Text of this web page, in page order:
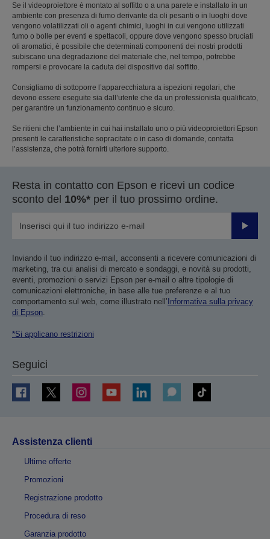
Se il videoproiettore è montato al soffitto o a una parete e installato in un
ambiente con presenza di fumo derivante da oli pesanti o in luoghi dove
vengono volatilizzati oli o agenti chimici, luoghi in cui vengono utilizzati
fumo o bolle per eventi e spettacoli, oppure dove vengono spesso bruciati
oli aromatici, è possibile che determinati componenti dei nostri prodotti
subiscano una degradazione del materiale che, nel tempo, potrebbe
rompersi e provocare la caduta del dispositivo dal soffitto.
Consigliamo di sottoporre l’apparecchiatura a ispezioni regolari, che
devono essere eseguite sia dall’utente che da un professionista qualificato,
per garantire un funzionamento continuo e sicuro.
Se ritieni che l’ambiente in cui hai installato uno o più videoproiettori Epson
presenti le caratteristiche sopracitate o in caso di domande, contatta
l’assistenza, che potrà fornirti ulteriore supporto.
Resta in contatto con Epson e ricevi un codice
sconto del 10%* per il tuo prossimo ordine.
Invia
Inviando il tuo indirizzo e-mail, acconsenti a ricevere comunicazioni di
marketing, tra cui analisi di mercato e sondaggi, e novità su prodotti,
eventi, promozioni o servizi Epson per e-mail o altre tipologie di
comunicazioni elettroniche, in base alle tue preferenze e al tuo
comportamento sul web, come illustrato nell’ Informativa sulla privacy
di Epson
*Si applicano restrizioni
Seguici
Assistenza clienti
Ultime offerte
Promozioni
Registrazione prodotto
Procedura di reso
Garanzia prodotto